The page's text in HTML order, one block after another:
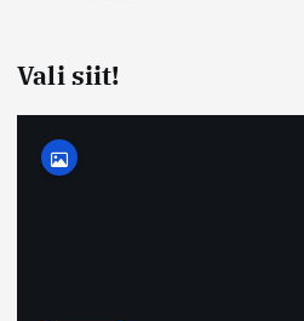
Vali siit!